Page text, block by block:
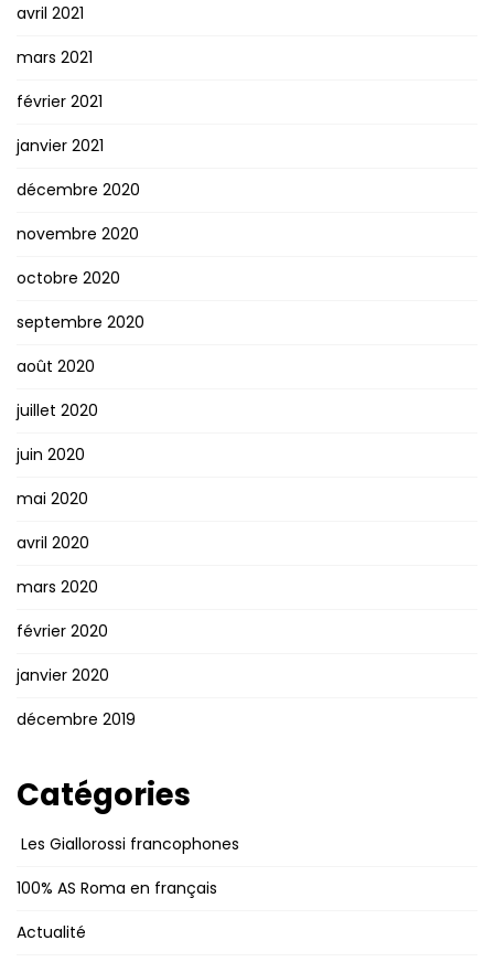
avril 2021
mars 2021
février 2021
janvier 2021
décembre 2020
novembre 2020
octobre 2020
septembre 2020
août 2020
juillet 2020
juin 2020
mai 2020
avril 2020
mars 2020
février 2020
janvier 2020
décembre 2019
Catégories
Les Giallorossi francophones
100% AS Roma en français
Actualité